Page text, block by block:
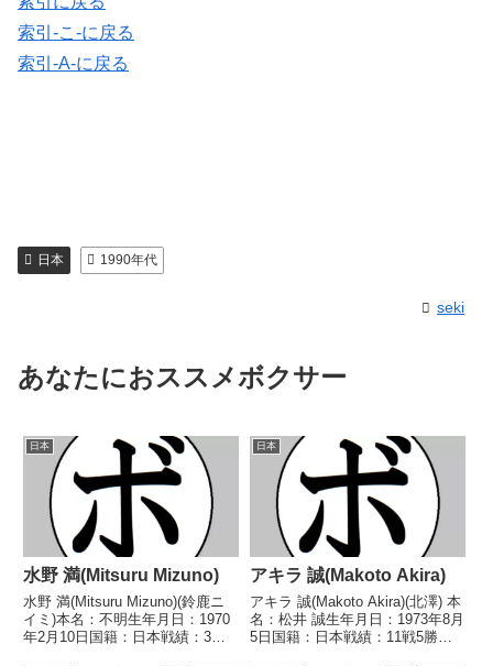
索引-こ-に戻る
索引-A-に戻る
日本 1990年代
seki
あなたにおススメボクサー
日本
水野 満(Mitsuru Mizuno)
水野 満(Mitsuru Mizuno)(鈴鹿ニ
イミ)本名：不明生年月日：1970
年2月10日国籍：日本戦績：3戦2
日本
アキラ 誠(Makoto Akira)
アキラ 誠(Makoto Akira)(北澤) 本
名：松井 誠生年月日：1973年8月
5日国籍：日本戦績：11戦5勝